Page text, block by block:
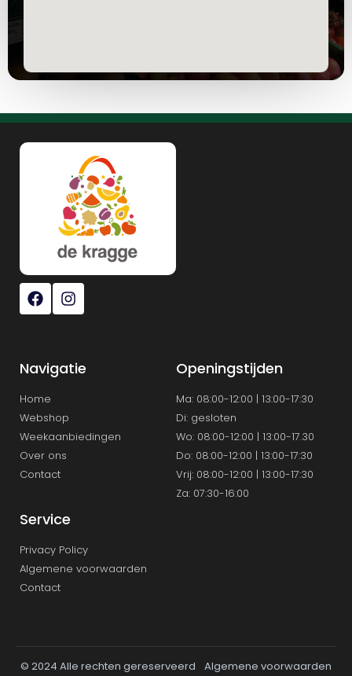
Navigatie
Home
Webshop
Weekaanbiedingen
Over ons
Contact
Openingstijden
Ma: 08:00-12:00 | 13:00-17:30
Di: gesloten
Wo: 08:00-12:00 | 13:00-17.30
Do: 08:00-12:00 | 13:00-17:30
Vrij: 08:00-12:00 | 13:00-17:30
Za: 07:30-16:00
Service
Privacy Policy
Algemene voorwaarden
Contact
© 2024 Alle rechten gereserveerd
Algemene voorwaarden